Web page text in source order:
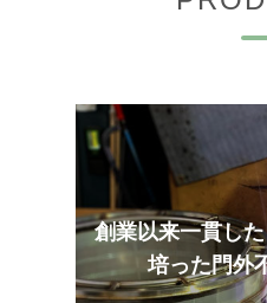
創業以来一貫し
培った門外